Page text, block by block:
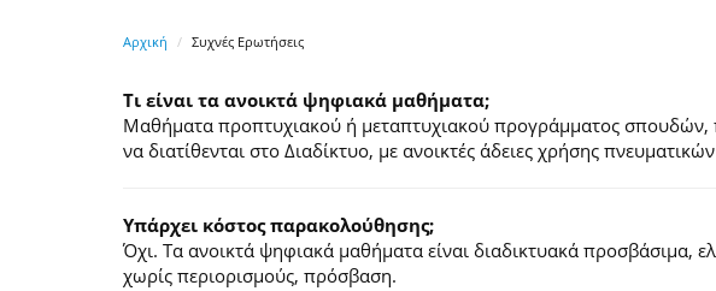
Αρχική Συχνές Ερωτήσεις
Τι είναι τα ανοικτά ψηφιακά μαθήματα;
Μαθήματα προπτυχιακού ή μεταπτυχιακού προγράμματος σπουδών,
να διατίθενται στο Διαδίκτυο, με ανοικτές άδειες χρήσης
Υπάρχει κόστος παρακολούθησης;
Όχι. Τα ανοικτά ψηφιακά μαθήματα είναι διαδικτυακά
χωρίς περιορισμούς, πρόσβαση.